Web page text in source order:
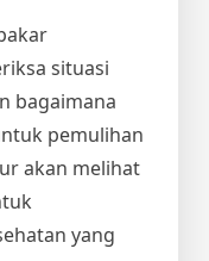
situasi
bagaimana
pemulihan
akan melihat
yang